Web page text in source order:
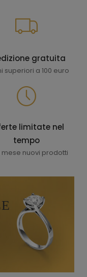
gratuita
superiori a 100 euro
limitate nel
tempo
mese nuovi prodotti